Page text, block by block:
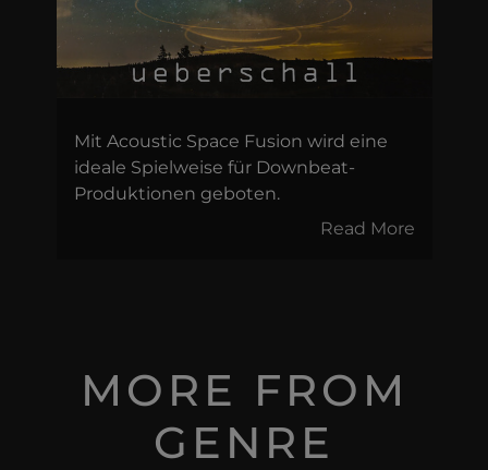
Mit Acoustic Space Fusion wird eine
ideale Spielweise für Downbeat-
Produktionen geboten.
Read More
MORE FROM
GENRE